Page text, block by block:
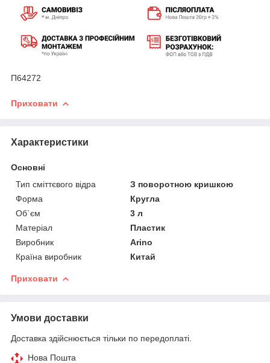
П64272
Приховати
Характеристики
Основні
Тип сміттєвого відра
З поворотною кришкою
Форма
Кругла
Об`єм
3 л
Матеріал
Пластик
Виробник
Arino
Країна виробник
Китай
Приховати
Умови доставки
Доставка здійснюється тільки по передоплаті.
Нова Пошта